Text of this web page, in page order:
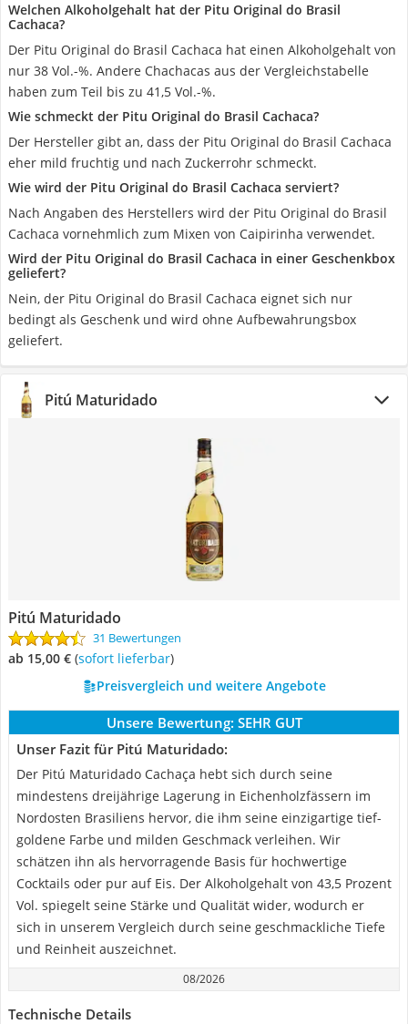
Welchen Alkoholgehalt hat der Pitu Original do Brasil
Cachaca?
Der Pitu Original do Brasil Cachaca hat einen Alkoholgehalt von
nur 38 Vol.-%. Andere Chachacas aus der Vergleichstabelle
haben zum Teil bis zu 41,5 Vol.-%.
Wie schmeckt der Pitu Original do Brasil Cachaca?
Der Hersteller gibt an, dass der Pitu Original do Brasil Cachaca
eher mild fruchtig und nach Zuckerrohr schmeckt.
Wie wird der Pitu Original do Brasil Cachaca serviert?
Nach Angaben des Herstellers wird der Pitu Original do Brasil
Cachaca vornehmlich zum Mixen von Caipirinha verwendet.
Wird der Pitu Original do Brasil Cachaca in einer Geschenkbox
geliefert?
Nein, der Pitu Original do Brasil Cachaca eignet sich nur
bedingt als Geschenk und wird ohne Aufbewahrungsbox
geliefert.
Pitú Maturidado
Pitú Maturidado
31 Bewertungen
ab 15,00 € ( Sofort lieferbar)
Preisvergleich und weitere Angebote
Unsere Bewertung: SEHR GUT
Unser Fazit für Pitú Maturidado:
Der Pitú Maturidado Cachaça hebt sich durch seine
mindestens dreijährige Lagerung in Eichenholzfässern im
Nordosten Brasiliens hervor, die ihm seine einzigartige tief-
goldene Farbe und milden Geschmack verleihen. Wir
schätzen ihn als hervorragende Basis für hochwertige
Cocktails oder pur auf Eis. Der Alkoholgehalt von 43,5 Prozent
Vol. spiegelt seine Stärke und Qualität wider, wodurch er
sich in unserem Vergleich durch seine geschmackliche Tiefe
und Reinheit auszeichnet.
08/2026
Technische Details